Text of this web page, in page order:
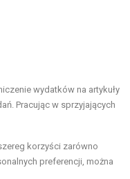
wydatków na artykuły
Pracując w sprzyjających
korzyści zarówno
preferencji, można